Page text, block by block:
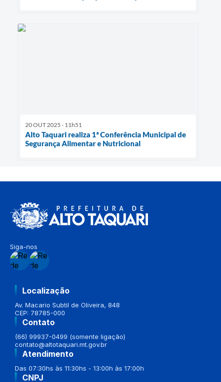
20 OUT 2025 - 11h51
Alto Taquari realiza 1ª Conferência Municipal de
Segurança Alimentar e Nutricional
Siga-nos
Localização
Av. Macario Subtil de Oliveira, 848
CEP: 78785-000
Contato
(66) 99937-0499 (somente ligação)
contato@altotaquari.mt.gov.br
Atendimento
Das 07:30hs às 11:30hs - 13:00h às 17:00h
CNPJ